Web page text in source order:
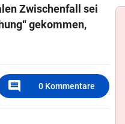
Zwischenfall sei
gekommen,
comment 0 Kommentare